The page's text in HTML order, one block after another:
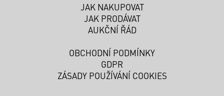
JAK NAKUPOVAT
JAK PRODÁVAT
AUKČNÍ ŘÁD
OBCHODNÍ PODMÍNKY
GDPR
ZÁSADY POUŽÍVÁNÍ COOKIES